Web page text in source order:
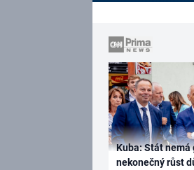
Kuba: Stát nemá
nekonečný růst